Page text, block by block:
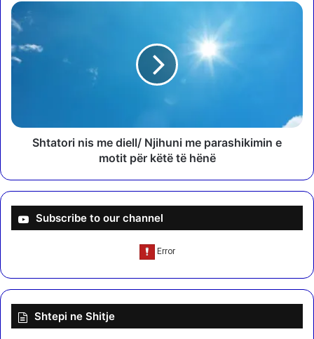
r
r
t
t
m
ë
t
h
p
S
h
a
n
e
N
j
Shtatori nis me diell/ Njihuni me parashikimin e
motit për këtë të hënë
Subscribe to our channel
Shtepi ne Shitje